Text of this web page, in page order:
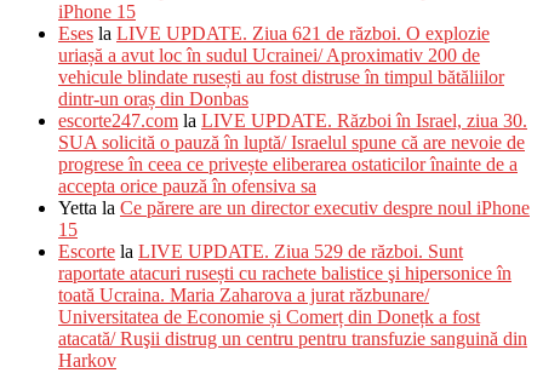
iPhone 15
Eses la LIVE UPDATE. Ziua 621 de război. O explozie
uriașă a avut loc în sudul Ucrainei/ Aproximativ 200 de
vehicule blindate rusești au fost distruse în timpul bătăliilor
dintr-un oraș din Donbas
escorte247.com la LIVE UPDATE. Război în Israel, ziua 30.
SUA solicită o pauză în luptă/ Israelul spune că are nevoie de
progrese în ceea ce privește eliberarea ostaticilor înainte de a
accepta orice pauză în ofensiva sa
Yetta la Ce părere are un director executiv despre noul iPhone
15
Escorte la LIVE UPDATE. Ziua 529 de război. Sunt
raportate atacuri rusești cu rachete balistice şi hipersonice în
toată Ucraina. Maria Zaharova a jurat răzbunare/
Universitatea de Economie și Comerț din Donețk a fost
atacată/ Ruşii distrug un centru pentru transfuzie sanguină din
Harkov